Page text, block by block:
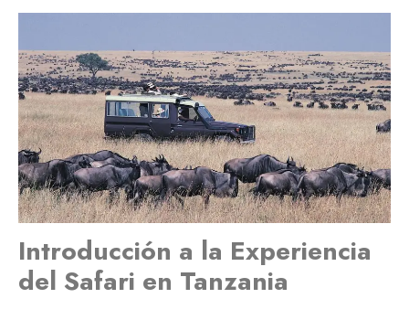
Introducción a la Experiencia
del Safari en Tanzania